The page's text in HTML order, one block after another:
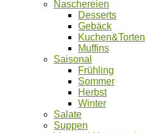
Naschereien
Desserts
Gebäck
Kuchen&Torten
Muffins
Saisonal
Frühling
Sommer
Herbst
Winter
Salate
Suppen